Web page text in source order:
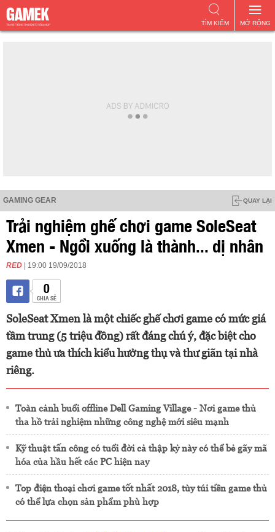
MỞ RỘNG
TÌM KIẾM
GAMING GEAR QUAY LẠI
Trải nghiệm ghế chơi game SoleSeat
Xmen - Ngồi xuống là thành... dị nhân
RED | 19:00 19/09/2018
0
CHIA SẺ
SoleSeat Xmen là một chiếc ghế chơi game có mức giá
tầm trung (5 triệu đồng) rất đáng chú ý, đặc biệt cho
game thủ ưa thích kiểu hưởng thụ và thư giãn tại nhà
riêng.
Toàn cảnh buổi offline Dell Gaming Village - Nơi game thủ
tha hồ trải nghiệm những công nghệ mới siêu mạnh
Kỹ thuật tấn công có tuổi đời cả thập kỷ này có thể bẻ gãy mã
hóa của hầu hết các PC hiện nay
Top điện thoại chơi game tốt nhất 2018, tùy túi tiền game thủ
có thể lựa chọn sản phẩm phù hợp